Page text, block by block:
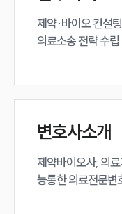
의료·바
제약·바이오 컨설
의료소송 전략 수립
변호사소개
제약바이오사, 의료
능통한 의료전문변